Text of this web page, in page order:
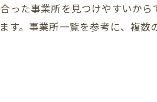
事業所選びに役立つ情報
所一覧から効率的に探す方法
た事業所を見つけやすいか
。事業所一覧を参考に、複